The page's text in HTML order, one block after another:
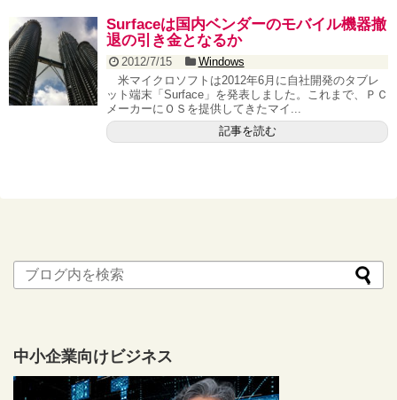
Surfaceは国内ベンダーのモバイル機器撤
退の引き金となるか
2012/7/15
Windows
米マイクロソフトは2012年6月に自社開発のタブレ
ット端末「Surface」を発表しました。これまで、ＰＣ
メーカーにＯＳを提供してきたマイ...
記事を読む
中小企業向けビジネス